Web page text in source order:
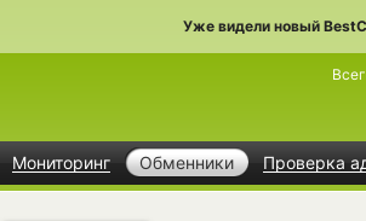
Уже видели новый
Мониторинг Обменники Проверка